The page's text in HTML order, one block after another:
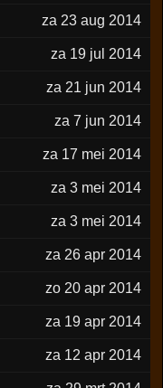
za 23 aug 2014
za 19 jul 2014
za 21 jun 2014
za 7 jun 2014
za 17 mei 2014
za 3 mei 2014
za 3 mei 2014
za 26 apr 2014
zo 20 apr 2014
za 19 apr 2014
za 12 apr 2014